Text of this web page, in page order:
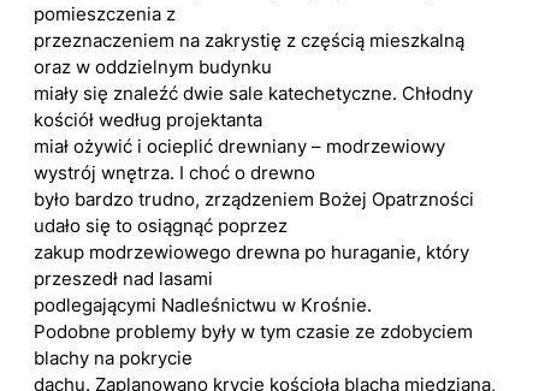
pomieszczenia z
przeznaczeniem na zakrystię z częścią mieszkalną
oraz w oddzielnym budynku
miały się znaleźć dwie sale katechetyczne. Chłodny
kościół według projektanta
miał ożywić i ocieplić drewniany – modrzewiowy
wystrój wnętrza. I choć o drewno
było bardzo trudno, zrządzeniem Bożej Opatrzności
udało się to osiągnąć poprzez
zakup modrzewiowego drewna po huraganie, który
przeszedł nad lasami
podlegającymi Nadleśnictwu w Krośnie.
Podobne problemy były w tym czasie ze zdobyciem
blachy na pokrycie
dachu. Zaplanowano krycie kościoła blachą miedzianą,